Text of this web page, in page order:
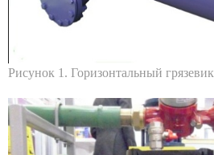
Рисунок 1. Горизонтальный грязевик